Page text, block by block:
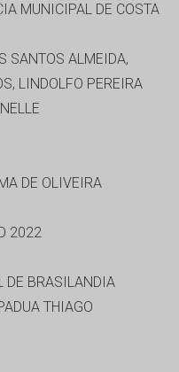
MUNICIPAL DE COSTA
SANTOS ALMEIDA,
LINDOLFO PEREIRA
DE OLIVEIRA
2022
DE BRASILANDIA
THIAGO